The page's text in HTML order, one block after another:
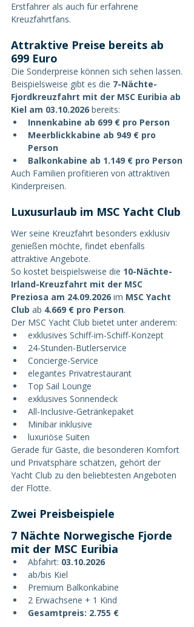
Erstfahrer als auch für erfahrene
Kreuzfahrtfans.
Attraktive Preise bereits ab
699 Euro
Die Sonderpreise können sich sehen lassen.
Beispielsweise gibt es die 7-Nächte-
Fjordkreuzfahrt mit der MSC Euribia ab
Kiel am 03.10.2026 bereits:
Innenkabine ab 699 € pro Person
Meerblickkabine ab 949 € pro
Person
Balkonkabine ab 1.149 € pro Person
Auch Familien profitieren von attraktiven
Kinderpreisen.
Luxusurlaub im MSC Yacht Club
Wer seine Kreuzfahrt besonders exklusiv
genießen möchte, findet ebenfalls
attraktive Angebote.
So kostet beispielsweise die 10-Nächte-
Irland-Kreuzfahrt mit der MSC
Preziosa am 24.09.2026 im MSC Yacht
Club ab 4.669 € pro Person.
Der MSC Yacht Club bietet unter anderem:
exklusives Schiff-im-Schiff-Konzept
24-Stunden-Butlerservice
Concierge-Service
elegantes Privatrestaurant
Top Sail Lounge
exklusives Sonnendeck
All-Inclusive-Getränkepaket
Minibar inklusive
luxuriöse Suiten
Gerade für Gäste, die besonderen Komfort
und Privatsphäre schätzen, gehört der
Yacht Club zu den beliebtesten Angeboten
der Flotte.
Zwei Preisbeispiele
7 Nächte Norwegische Fjorde
mit der MSC Euribia
Abfahrt: 03.10.2026
ab/bis Kiel
Premium Balkonkabine
2 Erwachsene + 1 Kind
Gesamtpreis: 2.755 €